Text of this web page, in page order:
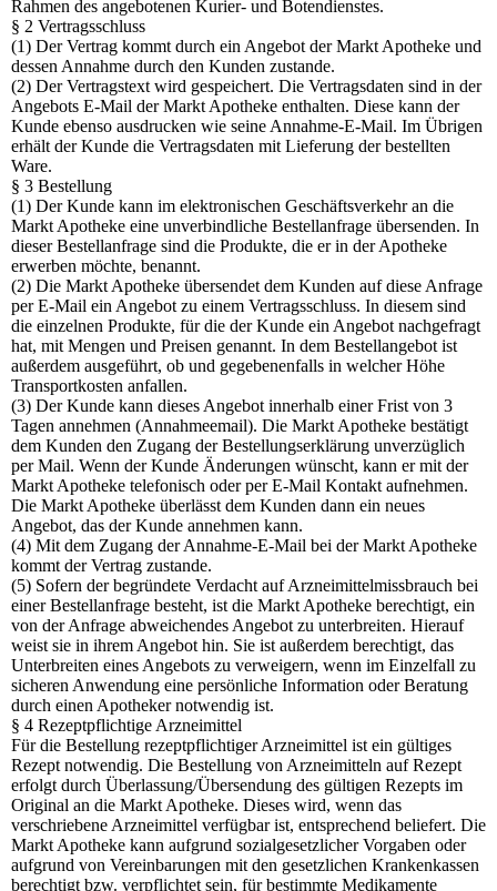
Rahmen des angebotenen Kurier- und Botendienstes.
§ 2 Vertragsschluss
(1) Der Vertrag kommt durch ein Angebot der Markt Apotheke und
dessen Annahme durch den Kunden zustande.
(2) Der Vertragstext wird gespeichert. Die Vertragsdaten sind in der
Angebots E-Mail der Markt Apotheke enthalten. Diese kann der
Kunde ebenso ausdrucken wie seine Annahme-E-Mail. Im Übrigen
erhält der Kunde die Vertragsdaten mit Lieferung der bestellten
Ware.
§ 3 Bestellung
(1) Der Kunde kann im elektronischen Geschäftsverkehr an die
Markt Apotheke eine unverbindliche Bestellanfrage übersenden. In
dieser Bestellanfrage sind die Produkte, die er in der Apotheke
erwerben möchte, benannt.
(2) Die Markt Apotheke übersendet dem Kunden auf diese Anfrage
per E-Mail ein Angebot zu einem Vertragsschluss. In diesem sind
die einzelnen Produkte, für die der Kunde ein Angebot nachgefragt
hat, mit Mengen und Preisen genannt. In dem Bestellangebot ist
außerdem ausgeführt, ob und gegebenenfalls in welcher Höhe
Transportkosten anfallen.
(3) Der Kunde kann dieses Angebot innerhalb einer Frist von 3
Tagen annehmen (Annahmeemail). Die Markt Apotheke bestätigt
dem Kunden den Zugang der Bestellungserklärung unverzüglich
per Mail. Wenn der Kunde Änderungen wünscht, kann er mit der
Markt Apotheke telefonisch oder per E-Mail Kontakt aufnehmen.
Die Markt Apotheke überlässt dem Kunden dann ein neues
Angebot, das der Kunde annehmen kann.
(4) Mit dem Zugang der Annahme-E-Mail bei der Markt Apotheke
kommt der Vertrag zustande.
(5) Sofern der begründete Verdacht auf Arzneimittelmissbrauch bei
einer Bestellanfrage besteht, ist die Markt Apotheke berechtigt, ein
von der Anfrage abweichendes Angebot zu unterbreiten. Hierauf
weist sie in ihrem Angebot hin. Sie ist außerdem berechtigt, das
Unterbreiten eines Angebots zu verweigern, wenn im Einzelfall zu
sicheren Anwendung eine persönliche Information oder Beratung
durch einen Apotheker notwendig ist.
§ 4 Rezeptpflichtige Arzneimittel
Für die Bestellung rezeptpflichtiger Arzneimittel ist ein gültiges
Rezept notwendig. Die Bestellung von Arzneimitteln auf Rezept
erfolgt durch Überlassung/Übersendung des gültigen Rezepts im
Original an die Markt Apotheke. Dieses wird, wenn das
verschriebene Arzneimittel verfügbar ist, entsprechend beliefert. Die
Markt Apotheke kann aufgrund sozialgesetzlicher Vorgaben oder
aufgrund von Vereinbarungen mit den gesetzlichen Krankenkassen
berechtigt bzw. verpflichtet sein, für bestimmte Medikamente